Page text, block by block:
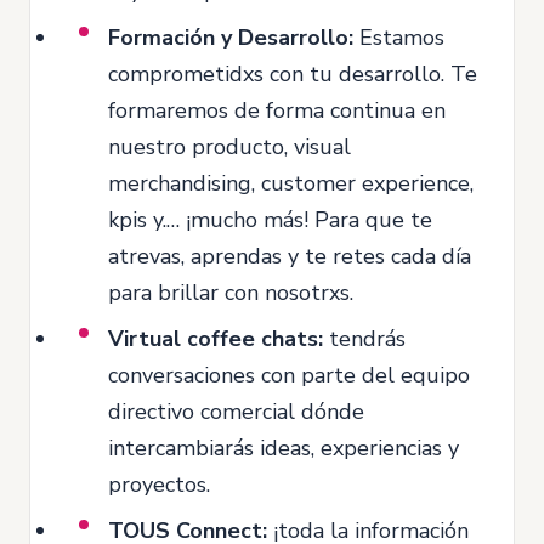
Formación y Desarrollo: Estamos
comprometidxs con tu desarrollo. Te
formaremos de forma continua en
nuestro producto, visual
merchandising, customer experience,
kpis y.… ¡mucho más! Para que te
atrevas, aprendas y te retes cada día
para brillar con nosotrxs.
Virtual coffee chats: tendrás
conversaciones con parte del equipo
directivo comercial dónde
intercambiarás ideas, experiencias y
proyectos.
TOUS Connect: ¡toda la información